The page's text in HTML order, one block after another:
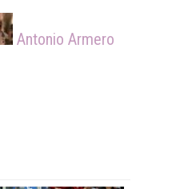
Antonio Armero